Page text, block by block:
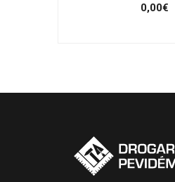
0,00€